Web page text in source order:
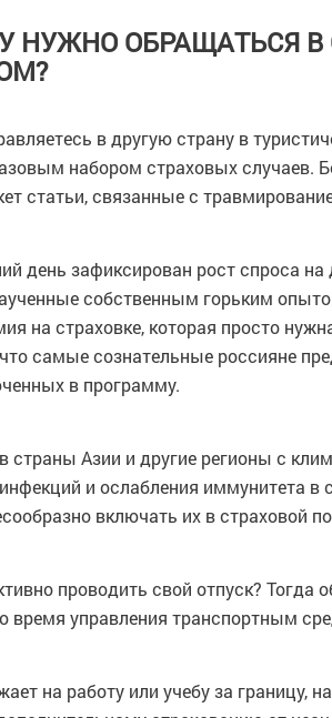
НУЖНО ОБРАЩАТЬСЯ
в другую страну в
набором страховых случаев.
статьи, связанные с
день зафиксирован рост спроса
собственным горьким
на страховке, которая просто
самые сознательные россияне
в программу.
страны Азии и другие регионы с
и ослабления иммунитета в
включать их в страховой
проводить свой отпуск?
время управления транспортным
на работу или учебу за границу,